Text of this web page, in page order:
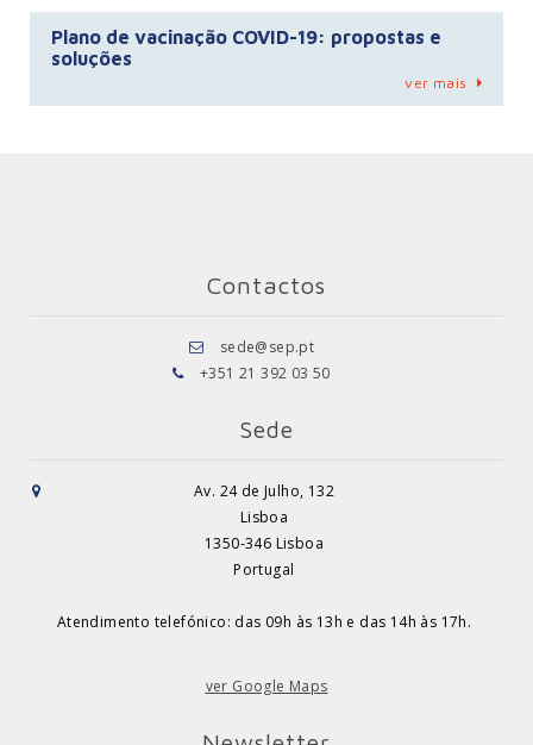
Plano de vacinação COVID-19: propostas e
soluções
ver mais
Contactos
sede@sep.pt
+351 21 392 03 50
Sede
Av. 24 de Julho, 132
Lisboa
1350-346 Lisboa
Portugal
Atendimento telefónico: das 09h às 13h e das 14h às 17h.
ver Google Maps